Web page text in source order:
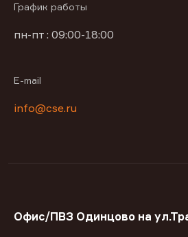
График работы
пн-пт : 09:00-18:00
E-mail
info@cse.ru
Офис/ПВЗ Одинцово на